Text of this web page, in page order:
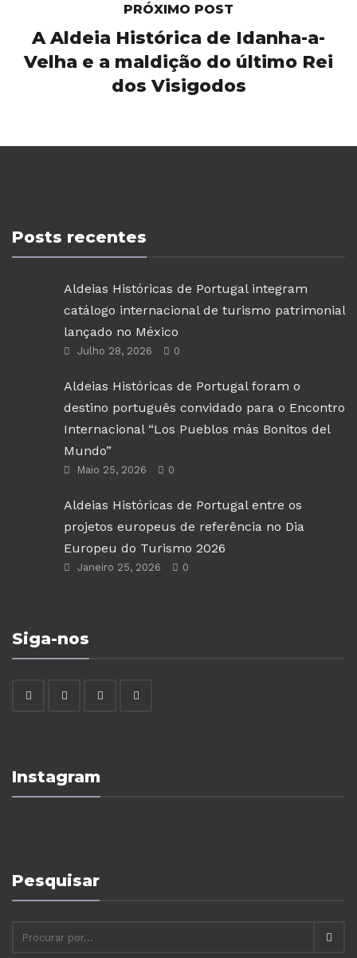
PRÓXIMO POST
A Aldeia Histórica de Idanha-a-
Velha e a maldição do último Rei
dos Visigodos
Posts recentes
Aldeias Históricas de Portugal integram
catálogo internacional de turismo patrimonial
lançado no México
Julho 28, 2026 0
Aldeias Históricas de Portugal foram o
destino português convidado para o Encontro
Internacional “Los Pueblos más Bonitos del
Mundo”
Maio 25, 2026 0
Aldeias Históricas de Portugal entre os
projetos europeus de referência no Dia
Europeu do Turismo 2026
Janeiro 25, 2026 0
Siga-nos
Instagram
Pesquisar